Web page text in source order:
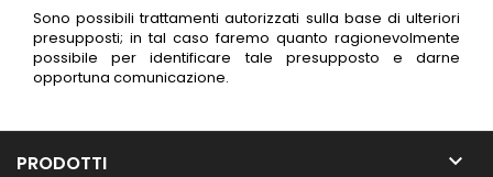
Sono possibili trattamenti autorizzati sulla base di ulteriori
presupposti; in tal caso faremo quanto ragionevolmente
possibile per identificare tale presupposto e darne
opportuna comunicazione.
PRODOTTI 